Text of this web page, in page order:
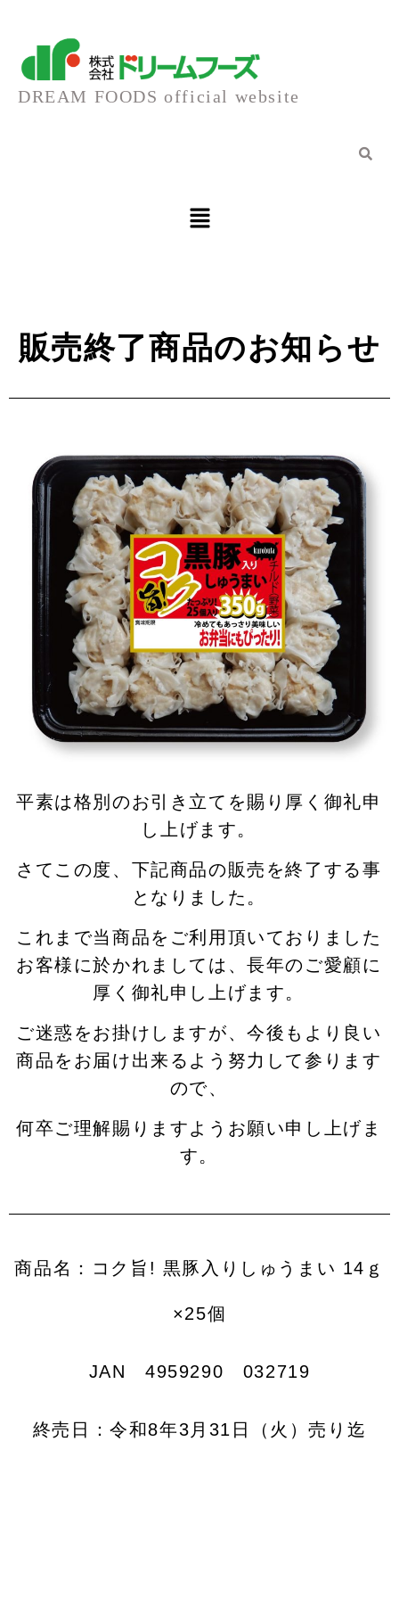
DREAM FOODS official website
メ
ニ
販売終了商品のお知らせ
平素は格別のお引き立てを賜り厚く御礼申
し上げます。
さてこの度、下記商品の販売を終了する事
となりました。
これまで当商品をご利用頂いておりました
お客様に於かれましては、長年のご愛顧に
厚く御礼申し上げます。
ご迷惑をお掛けしますが、今後もより良い
商品をお届け出来るよう努力して参ります
ので、
何卒ご理解賜りますようお願い申し上げま
す。
商品名：コク旨 ! 黒豚入りしゅうまい 14 ｇ
×25個
JAN 4959290 032719
終売日：令和8年3月31日（火）売り迄